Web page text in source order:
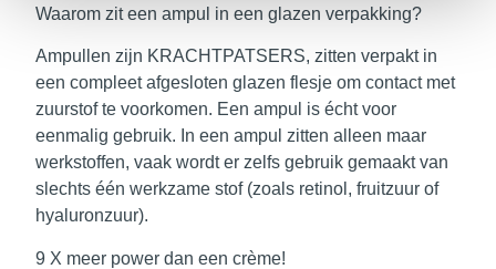
Waarom zit een ampul in een glazen verpakking?
Ampullen zijn KRACHTPATSERS, zitten verpakt in
een compleet afgesloten glazen flesje om contact met
zuurstof te voorkomen. Een ampul is écht voor
eenmalig gebruik. In een ampul zitten alleen maar
werkstoffen, vaak wordt er zelfs gebruik gemaakt van
slechts één werkzame stof (zoals retinol, fruitzuur of
hyaluronzuur).
9 X meer power dan een crème!